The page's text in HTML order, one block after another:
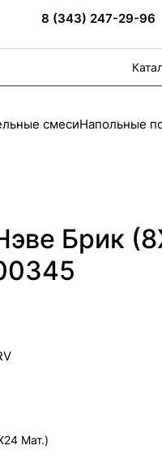
8 (343) 247-29-96
смесиНапольные
Брик
Мат.)